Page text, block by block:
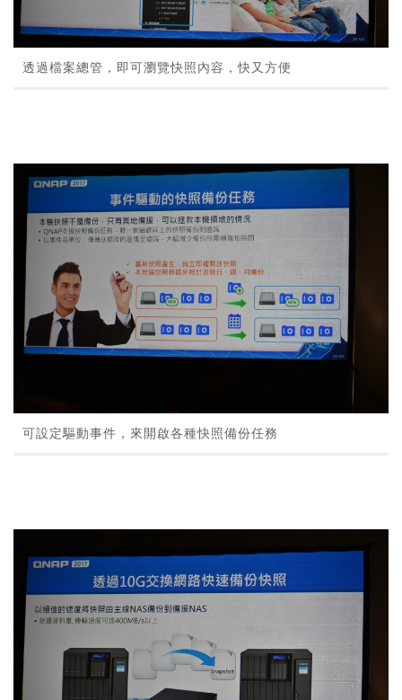
透過檔案總管，即可瀏覽快照內容，快又方便
可設定驅動事件，來開啟各種快照備份任務